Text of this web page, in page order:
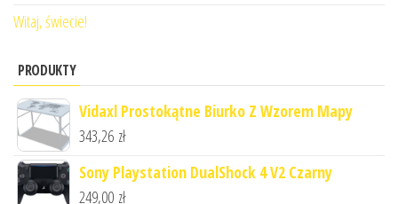
Witaj, świecie!
PRODUKTY
Vidaxl Prostokątne Biurko Z Wzorem Mapy
343,26 zł
Sony Playstation DualShock 4 V2 Czarny
249,00 zł